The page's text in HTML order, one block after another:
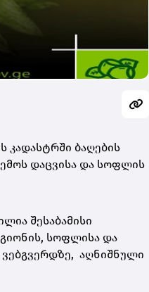
კადასტრში ბაღების
დაცვისა და სოფლის
შესაბამისი
სოფლისა და
აღნიშნული